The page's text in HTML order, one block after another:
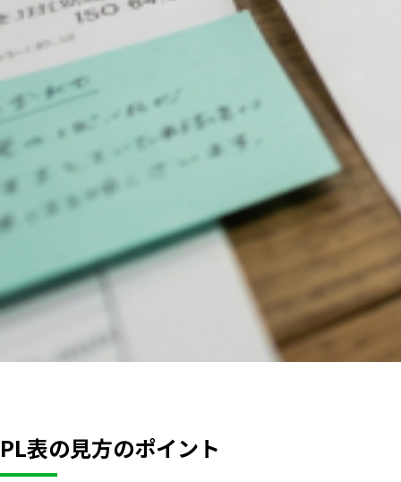
PL表の見方のポイント